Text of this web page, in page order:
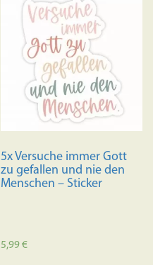
5x Versuche immer Gott
zu gefallen und nie den
Menschen – Sticker
5,99€